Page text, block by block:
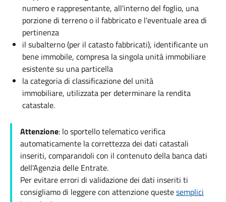
numero e rappresentante, all'interno del foglio, una
porzione di terreno o il fabbricato e l'eventuale area di
pertinenza
il subalterno (per il catasto fabbricati), identificante un
bene immobile, compresa la singola unità immobiliare
esistente su una particella
la categoria di classificazione del unità
immobiliare, utilizzata per determinare la rendita
catastale.
Attenzione: lo sportello telematico verifica
automaticamente la correttezza dei dati catastali
inseriti, comparandoli con il contenuto della banca dati
dell'Agenzia delle Entrate.
Per evitare errori di validazione dei dati inseriti ti
consigliamo di leggere con attenzione questesemplici